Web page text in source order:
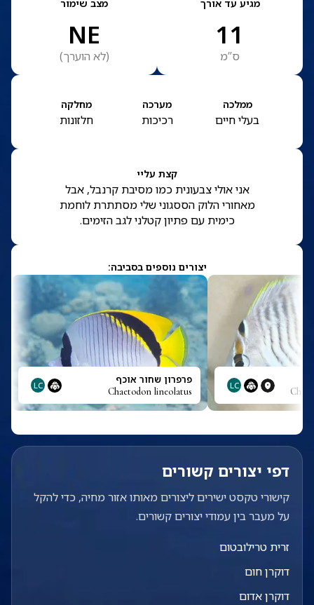
מגיע עד אורך
11
ס”מ
מצב שימור
NE
(לא הוערך)
ממלכה
בעלי חיים
מערכה
רכיכות
מחלקה
חלזונות
קצת עליי
אני אולי צבעונית כמו מסיבת קרנבל, אבל
מאחורי הלוק הססגוני שלי מסתתרת לוחמת
כימית עם פתיון קטלני לגב הזימים.
יצורים נוספים בסביבה:
LC פרפרון שחור אוכף
Chaetodon lineolatus
LC
דפי יצורים קשורים
קישורי טקסט ישירים ליצורים מאותו אזור מחיה, כדי להקל
על מעבר בין עמודי יצורים קשורים.
זרית טרילובטום
דוקרן חום
דוקרן אדום